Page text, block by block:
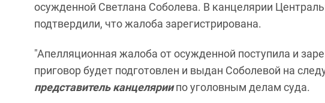
осужденной Светлана Соболева. В канцелярии
подтвердили, что жалоба зарегистрирована.
"Апелляционная жалоба от осужденной поступила и
приговор будет подготовлен и выдан Соболевой на
представитель канцеляриипо уголовным делам суда.